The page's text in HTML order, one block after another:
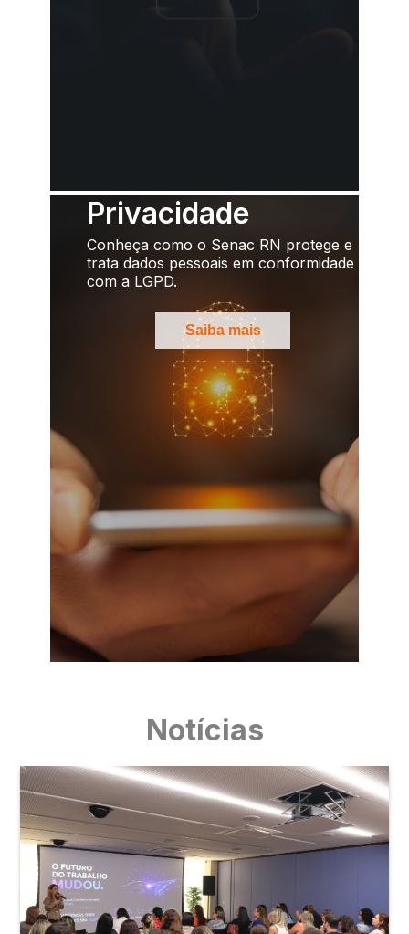
Privacidade
Conheça como o Senac RN protege e
trata dados pessoais em conformidade
com a LGPD.
Saiba mais
Notícias